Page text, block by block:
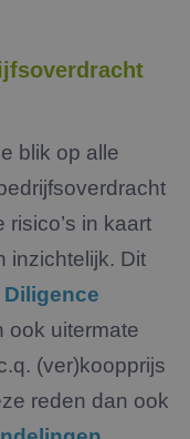
blik op alle
in kaart
inzichtelijk. Dit
Diligence
ook uitermate
(ver)koopprijs
reden dan ook